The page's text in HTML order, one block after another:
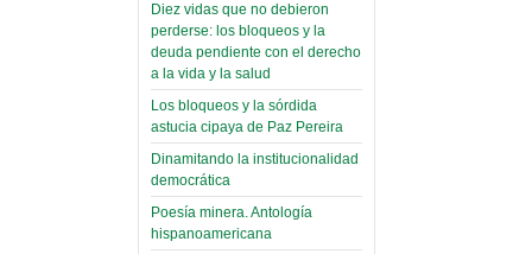
Read more...
Creacionismo,
filtraciones e
inicio de la
campaña del
MAS
(Miscelánea
palaciega 6)
El Infamatorio
Diez vidas que no debieron
perderse: los bloqueos y la
deuda pendiente con el derecho
a la vida y la salud
Los bloqueos y la sórdida
astucia cipaya de Paz Pereira
Dinamitando la institucionalidad
democrática
Poesía minera. Antología
hispanoamericana